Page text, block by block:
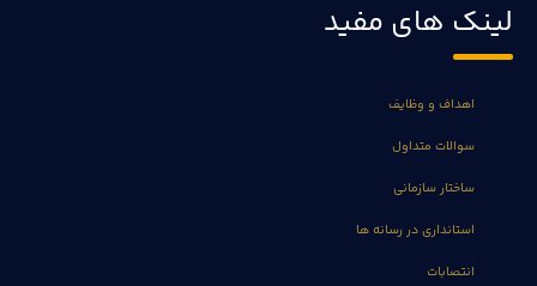
لینک های مفید
اهداف و وظایف
سوالات متداول
ساختار سازمانی
استانداری در رسانه ها
انتصابات